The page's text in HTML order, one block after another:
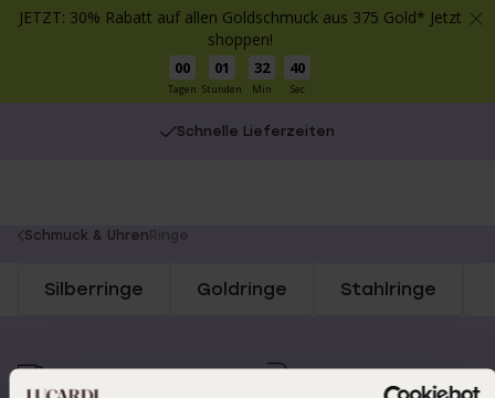
JETZT: 30% Rabatt auf allen Goldschmuck aus 375 Gold* Jetzt
shoppen!
00
Tagen
01
Stunden
32
Min
40
Sec
Schnelle Lieferzeiten
You
here:
Schmuck & Uhren Ringe
Silberringe Goldringe Stahlringe